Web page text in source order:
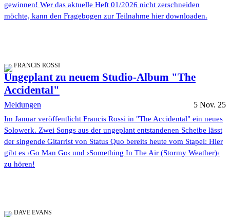
gewinnen! Wer das aktuelle Heft 01/2026 nicht zerschneiden
möchte, kann den Fragebogen zur Teilnahme hier downloaden.
FRANCIS ROSSI
Ungeplant zu neuem Studio-Album "The
Accidental"
Meldungen 5 Nov. 25
Im Januar veröffentlicht Francis Rossi in "The Accidental" ein neues
Solowerk. Zwei Songs aus der ungeplant entstandenen Scheibe lässt
der singende Gitarrist von Status Quo bereits heute vom Stapel: Hier
gibt es ›Go Man Go‹ und ›Something In The Air (Stormy Weather)‹
zu hören!
DAVE EVANS